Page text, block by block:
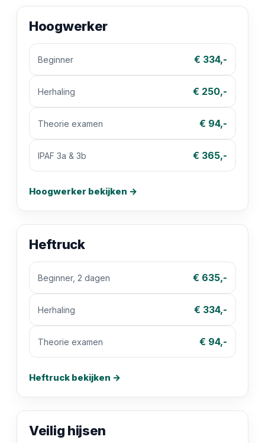
Hoogwerker
Beginner € 334,-
Herhaling € 250,-
Theorie examen € 94,-
IPAF 3a & 3b € 365,-
Hoogwerker bekijken →
Heftruck
Beginner, 2 dagen € 635,-
Herhaling € 334,-
Theorie examen € 94,-
Heftruck bekijken →
Veilig hijsen